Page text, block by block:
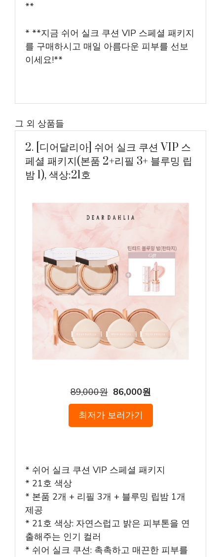
**
* **지금 쉬어 실크 쿠션 VIP 스페셜 패키지
를 구매하시고 매일 아름다운 피부를 선보
이세요!**
그 외 상품들
2. [디어달리아] 쉬어 실크 쿠션 VIP 스
페셜 패키지(본품 2+리필 3+ 블루밍 립
밤 1), 색상:21호
89,000원 86,000원
최저가 보러가기
* 쉬어 실크 쿠션 VIP 스페셜 패키지
* 21호 색상
* 본품 2개 + 리필 3개 + 블루밍 립밤 1개
제공
* 21호 색상: 자연스럽고 밝은 피부톤을 연
출해주는 인기 컬러
* 쉬어 실크 쿠션: 촉촉하고 매끈한 피부를